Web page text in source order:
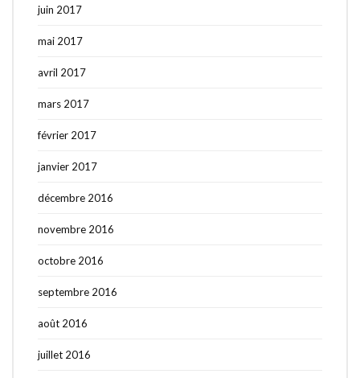
juin 2017
mai 2017
avril 2017
mars 2017
février 2017
janvier 2017
décembre 2016
novembre 2016
octobre 2016
septembre 2016
août 2016
juillet 2016